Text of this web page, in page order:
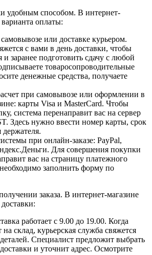
удобным способом. В интернет-
оплаты:
или доставке курьером.
с вами в день доставки, чтобы
и заранее подготовить сдачу с любой
товаросопроводительные
денежные средства, получаете
при самовывозе или оформлении в
карты Visa и MasterCard. Чтобы
система перенаправит вас на сервер
Здесь нужно ввести номер карты, срок
при онлайн-заказе: PayPal,
Для совершения покупки
вас на страницу платежного
заполнить форму по
заказа. В интернет-магазине
работает с 9.00 до 19.00. Когда
на склад, курьерская служба свяжется
Специалист предложит выбрать
и уточнит адрес. Осмотрите